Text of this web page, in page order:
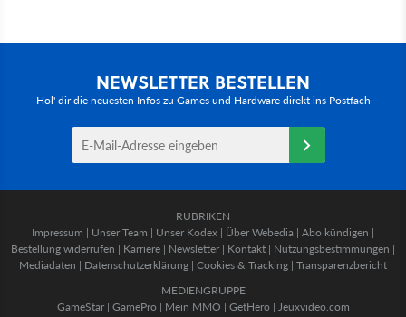
NEWSLETTER BESTELLEN
Hol' dir die neuesten Infos zu Games und Hardware direkt ins Postfach
RUBRIKEN
Impressum | Unser Team | Unser Kodex | Über Webedia | Abo kündigen |
Bestellung widerrufen | Karriere | Newsletter | Kontakt | Nutzungsbestimmungen |
Mediadaten | Datenschutzerklärung | Cookies & Tracking | Transparenzbericht
MEDIENGRUPPE
GameStar| GamePro | Mein MMO | GetHero | Jeuxvideo.com